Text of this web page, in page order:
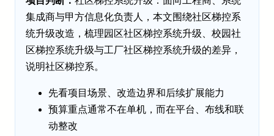
集成商与甲方信息化负责人，本文围绕社区梯控系
统升级改造，梳理园区社区梯控系统升级、校园社
区梯控系统升级与工厂社区梯控系统升级的差异，
说明社区梯控系。
先看项目场景、改造边界和后续扩展能力
预算重点通常不在单机，而在平台、布线和联
动整改